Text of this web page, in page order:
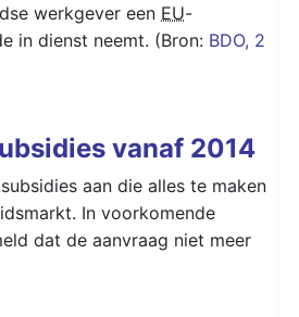
werkgever een EU-
in dienst neemt. (Bron: BDO, 2
vanaf 2014
aan die alles te maken
In voorkomende
dat de aanvraag niet meer